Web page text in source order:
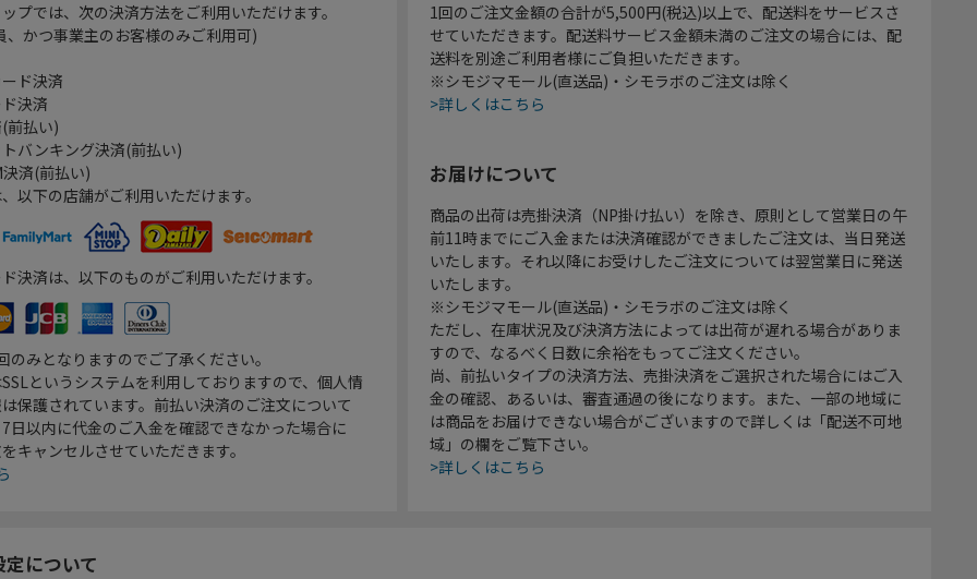
プでは、次の決済方法をご利用いただけます。
、かつ事業主のお客様のみご利用可)
ド決済
決済
前払い)
バンキング決済(前払い)
決済(前払い)
以下の店舗がご利用いただけます。
決済は、以下のものがご利用いただけます。
のみとなりますのでご了承ください。
というシステムを利用しておりますので、個人情
保護されています。前払い決済のご注文について
日以内に代金のご入金を確認できなかった場合に
キャンセルさせていただきます。
1回のご注文金額の合計が5,500円(税込)以上で、配送料をサービスさ
せていただきます。配送料サービス金額未満のご注文の場合には、配
送料を別途ご利用者様にご負担いただきます。
※シモジマモール(直送品)・シモラボのご注文は除く
>詳しくはこちら
お届けについて
商品の出荷は売掛決済（NP掛け払い）を除き、原則として営業日の午
前11時までにご入金または決済確認ができましたご注文は、当日発送
いたします。それ以降にお受けしたご注文については翌営業日に発送
いたします。
※シモジマモール(直送品)・シモラボのご注文は除く
ただし、在庫状況及び決済方法によっては出荷が遅れる場合がありま
すので、なるべく日数に余裕をもってご注文ください。
尚、前払いタイプの決済方法、売掛決済をご選択された場合にはご入
金の確認、あるいは、審査通過の後になります。また、一部の地域に
は商品をお届けできない場合がございますので詳しくは「配送不可地
域」の欄をご覧下さい。
>詳しくはこちら
について